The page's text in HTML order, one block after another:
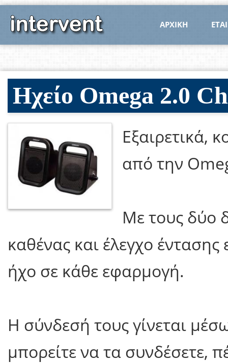
Ηχείο Omega 2.0
Εξαιρετικά,
από την
Με τους δύο
καθένας και έλεγχο
ήχο σε κάθε εφαρμογή.
Η σύνδεσή τους γίνεται
μπορείτε να τα συνδέσετε,
ΑΡΧΙΚΗ